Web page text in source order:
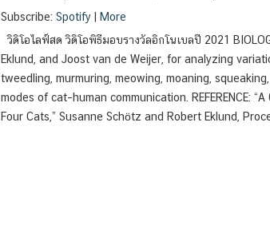
Subscribe:Spotify
More
วิดิโอไลฟ์สด วิดิโอพิธีมอบรางวัลอิกโนเบลปี 2021
Eklund, and Joost van de Weijer, for analyzing
tweedling, murmuring, meowing, moaning,
modes of cat–human communication. REFERENCE:
Four Cats,” Susanne Schötz and Robert Eklund,